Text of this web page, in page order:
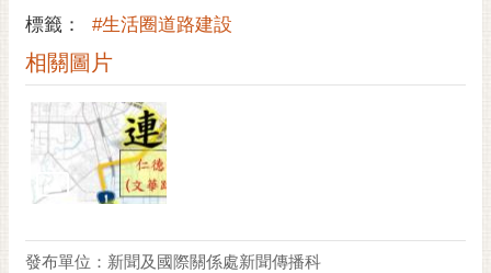
告
市
府
交
通
標籤： #生活圈道路建設
相關圖片
發布單位：新聞及國際關係處新聞傳播科